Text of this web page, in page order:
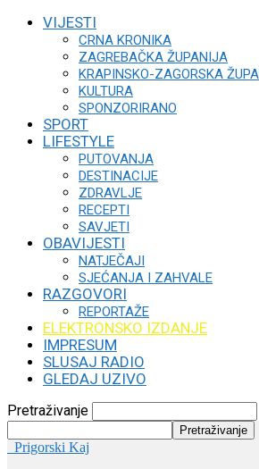
VIJESTI
CRNA KRONIKA
ZAGREBAČKA ŽUPANIJA
KRAPINSKO-ZAGORSKA
KULTURA
SPONZORIRANO
SPORT
LIFESTYLE
PUTOVANJA
DESTINACIJE
ZDRAVLJE
RECEPTI
SAVJETI
OBAVIJESTI
NATJEČAJI
SJEĆANJA I ZAHVALE
RAZGOVORI
REPORTAŽE
ELEKTRONSKO IZDANJE
IMPRESUM
SLUSAJ RADIO
GLEDAJ UZIVO
Pretraživanje
Prigorski Kaj